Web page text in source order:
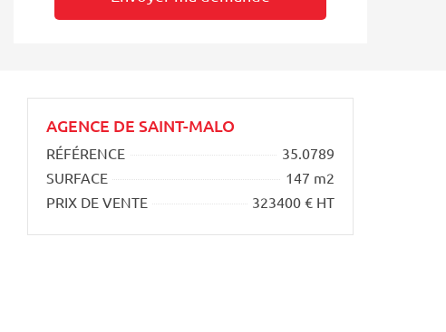
AGENCE DE SAINT-MALO
RÉFÉRENCE
35.0789
SURFACE
147 m2
PRIX DE VENTE
323400 € HT